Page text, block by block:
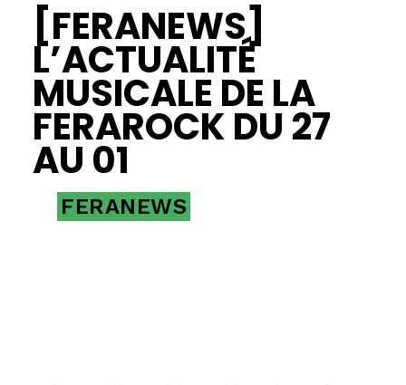
[FERANEWS]
L’ACTUALITÉ
MUSICALE DE LA
FERAROCK DU 27
AU 01
FERANEWS